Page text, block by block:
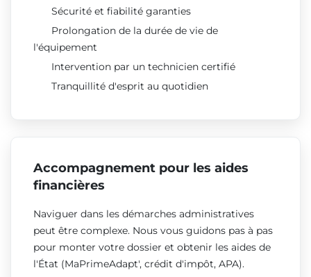
Sécurité et fiabilité garanties
Prolongation de la durée de vie de
l'équipement
Intervention par un technicien certifié
Tranquillité d'esprit au quotidien
Accompagnement pour les aides
financières
Naviguer dans les démarches administratives
peut être complexe. Nous vous guidons pas à pas
pour monter votre dossier et obtenir les aides de
l'État (MaPrimeAdapt', crédit d'impôt, APA).